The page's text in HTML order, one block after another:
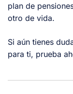
plan de
otro de vida.
Si aún tienes
para ti, prueba